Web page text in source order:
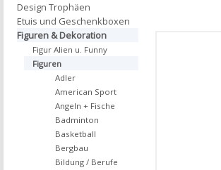
Design Trophäen
Etuis und Geschenkboxen
Figuren & Dekoration
Figur Alien u. Funny
Figuren
Adler
American Sport
Angeln + Fische
Badminton
Basketball
Bergbau
Bildung / Berufe